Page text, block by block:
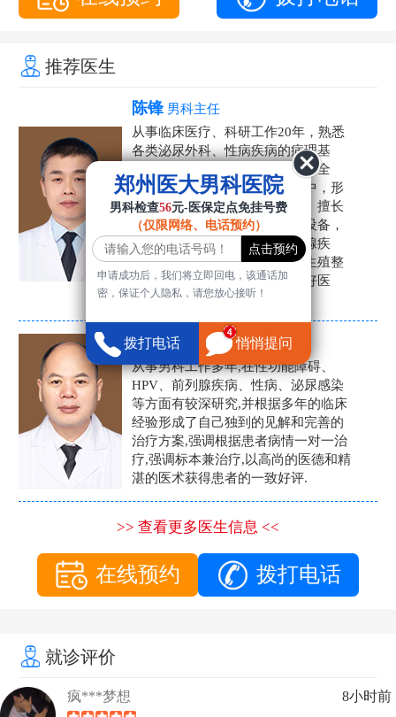
推荐医生
陈锋 男科主任
从事临床医疗、科研工作20年，熟悉
各类泌尿外科、性病疾病的病理基
础，诊断治疗和临床操作，技术全
面。在男科疾病的诊断和诊疗中，形
成了一套独具特色的诊疗方案。擅长
运用国内外先进的医学技术和设备，
科学诊疗各类阳痿早泄、前列腺疾
病、射精障碍、性病、HPV、生殖整
形等疾病，是患者非常信赖的好医
生。
张营富
男科主任
从事男科工作多年,在性功能障碍、
HPV、前列腺疾病、性病、泌尿感染
等方面有较深研究,并根据多年的临床
经验形成了自己独到的见解和完善的
治疗方案,强调根据患者病情一对一治
疗,强调标本兼治疗,以高尚的医德和精
湛的医术获得患者的一致好评.
>> 查看更多医生信息 <<
在线预约 拨打电话
就诊评价
疯***梦想 8小时前
郑州医大男科医院
男科检查56元-医保定点免挂号费
（仅限网络、电话预约）
申请成功后，我们将立即回电，该通话加
密，保证个人隐私，请您放心接听！
拨打电话 悄悄提问